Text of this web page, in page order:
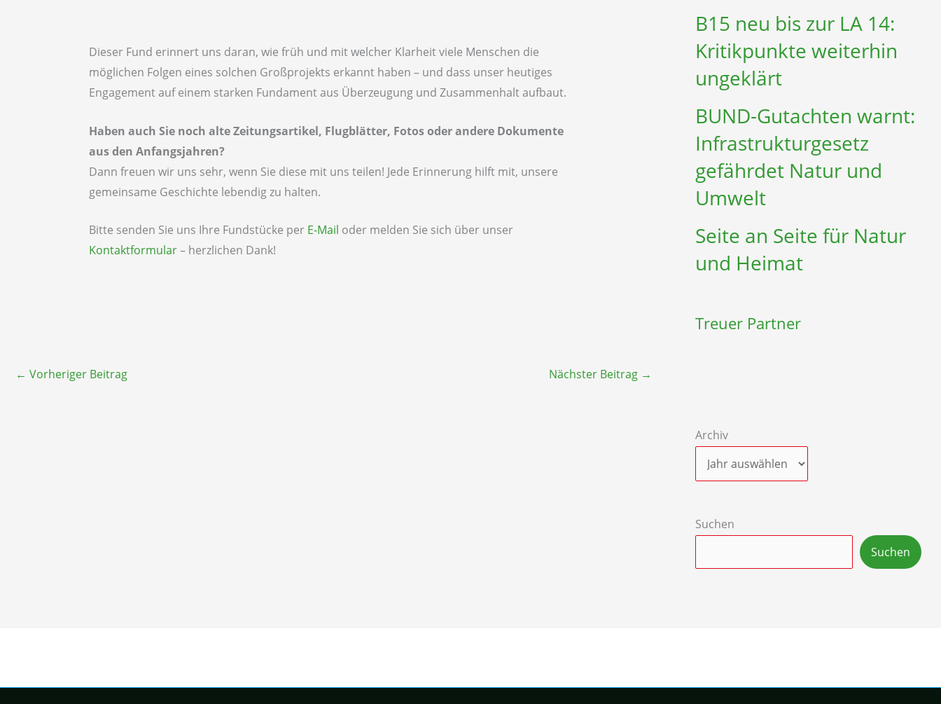
Dieser Fund erinnert uns daran, wie früh und mit welcher Klarheit viele Menschen die
möglichen Folgen eines solchen Großprojekts erkannt haben – und dass unser heutiges
Engagement auf einem starken Fundament aus Überzeugung und Zusammenhalt aufbaut.
Haben auch Sie noch alte Zeitungsartikel, Flugblätter, Fotos oder andere Dokumente
aus den Anfangsjahren?
Dann freuen wir uns sehr, wenn Sie diese mit uns teilen! Jede Erinnerung hilft mit, unsere
gemeinsame Geschichte lebendig zu halten.
Bitte senden Sie uns Ihre Fundstücke per E-Mail oder melden Sie sich über unser
Kontaktformular– herzlichen Dank!
← Vorheriger Beitrag Nächster Beitrag →
B15 neu bis zur LA 14:
Kritikpunkte weiterhin
ungeklärt
BUND-Gutachten warnt:
Infrastruktur­gesetz
gefährdet Natur und
Umwelt
Seite an Seite für Natur
und Heimat
Treuer Partner
Archiv
Suchen
Suchen